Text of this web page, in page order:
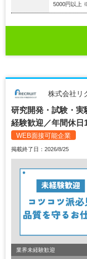
5000円以上
株式会社リ
研究開発・試験・
経験歓迎／年間休
WEB面接可能企業
掲載終了日：2026/8/25
業界未経験歓迎